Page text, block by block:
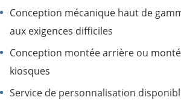
Conception mécanique haut de
aux exigences difficiles
Conception montée arrière ou
kiosques
Service de personnalisation